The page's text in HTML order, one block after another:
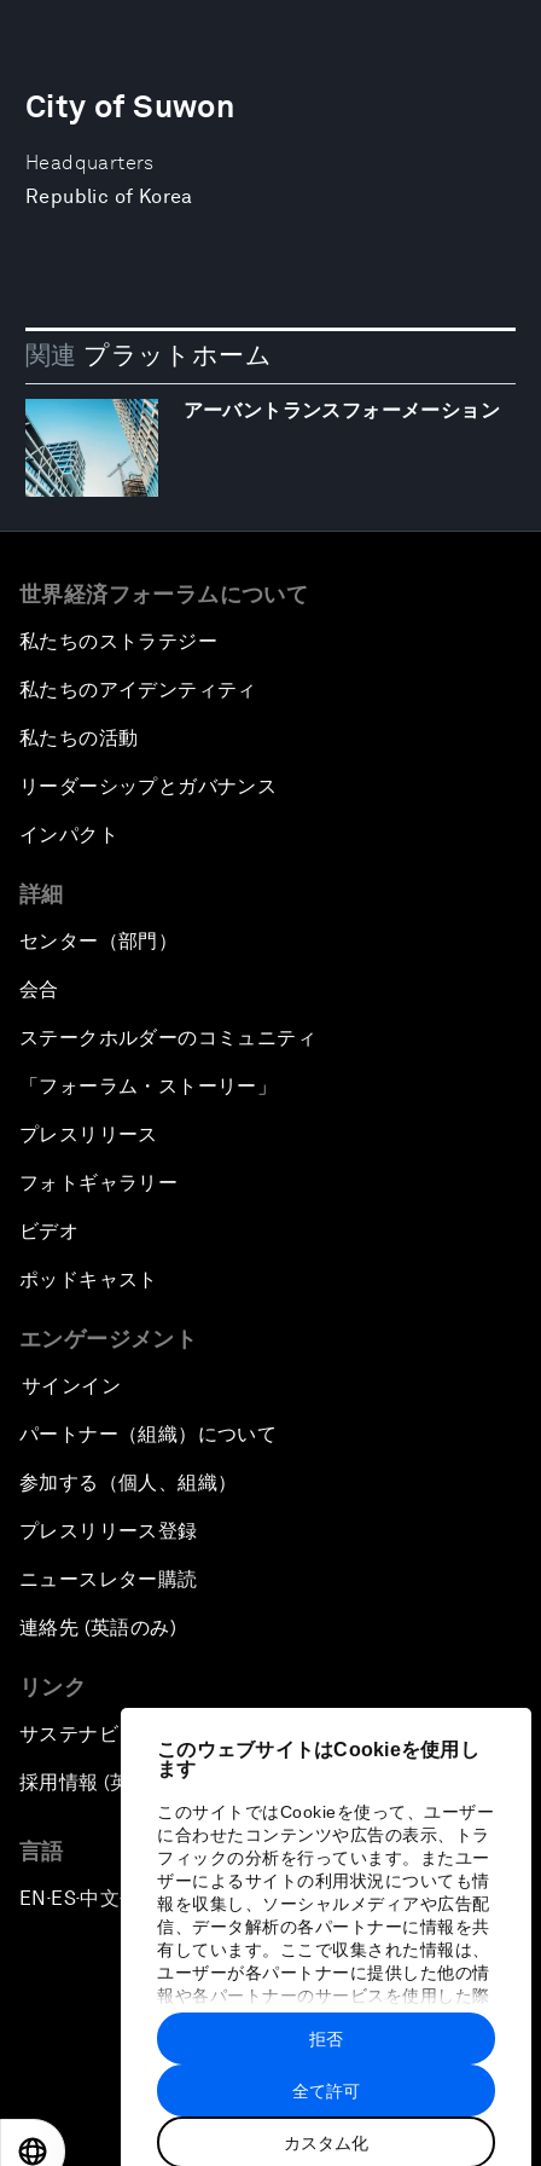
このウェブサイトはCookieを使用し
ます
このサイトではCookieを使って、ユーザー
に合わせたコンテンツや広告の表示、トラ
フィックの分析を行っています。またユー
ザーによるサイトの利用状況についても情
報を収集し、ソーシャルメディアや広告配
信、データ解析の各パートナーに情報を共
有しています。ここで収集された情報は、
ユーザーが各パートナーに提供した他の情
報や各パートナーのサービスを使用した際
に収集された情報と組み合わされ、各パー
トナーによって使用されることがありま
す。
全て許可
カスタム化
拒否
Headquarters
Republic of Korea
City of Suwon
関連 プラットホーム
アーバントランスフォーメーション
世界経済フォーラムについて
私たちのストラテジー
私たちのアイデンティティ
私たちの活動
リーダーシップとガバナンス
インパクト
詳細
センター（部門）
会合
ステークホルダーのコミュニティ
「フォーラム・ストーリー」
プレスリリース
フォトギャラリー
ビデオ
ポッドキャスト
エンゲージメント
サインイン
パートナー（組織）について
参加する（個人、組織）
プレスリリース登録
ニュースレター購読
連絡先 (英語のみ)
リンク
サステナビリティへの取り組み
採用情報 (英語のみ)
言語
EN ▪ES▪中文▪ 日本語
プライバシーポリシーと利用規約
サイトマップ
©
世界経済フォーラム